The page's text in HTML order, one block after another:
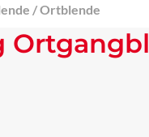
/ Ortblende